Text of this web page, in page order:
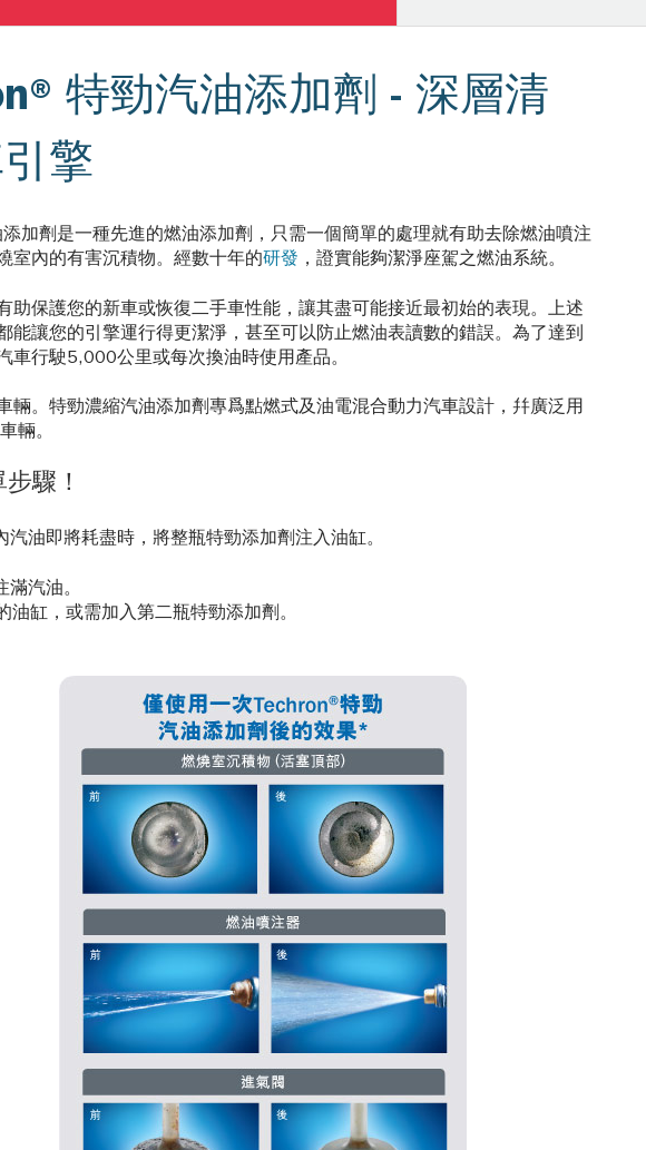
特勁汽油添加劑 - 深層清
擎
添加劑是一種先進的燃油添加劑，只需一個簡單的處理就有助去除燃油噴注
室內的有害沉積物。經數十年的研發 ，證實能夠潔淨座駕之燃油系統。
助保護您的新車或恢復二手車性能，讓其盡可能接近最初始的表現。上述
能讓您的引擎運行得更潔淨，甚至可以防止燃油表讀數的錯誤。為了達到
車行駛5,000公里或每次換油時使用產品。
輛。特勁濃縮汽油添加劑專爲點燃式及油電混合動力汽車設計，幷廣泛用
輛。
驟！
汽油即將耗盡時，將整瓶特勁添加劑注入油缸。
滿汽油。
油缸，或需加入第二瓶特勁添加劑。